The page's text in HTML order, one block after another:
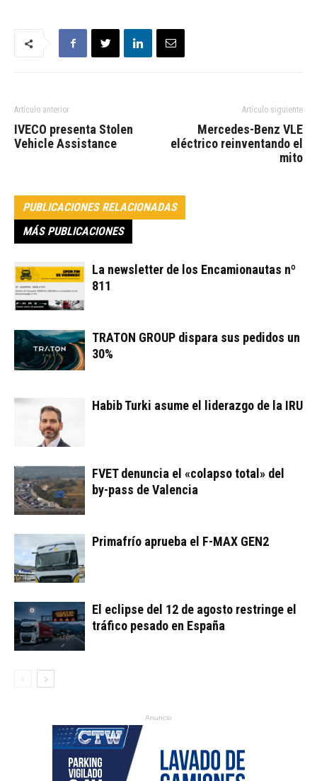
Artículo anterior
IVECO presenta Stolen
Vehicle Assistance
Artículo siguiente
Mercedes-Benz VLE
eléctrico reinventando el
mito
PUBLICACIONES RELACIONADAS
MÁS PUBLICACIONES
La newsletter de los Encamionautas nº
811
TRATON GROUP dispara sus pedidos un
30%
Habib Turki asume el liderazgo de la IRU
FVET denuncia el «colapso total» del
by-pass de Valencia
Primafrío aprueba el F-MAX GEN2
El eclipse del 12 de agosto restringe el
tráfico pesado en España
Anuncio